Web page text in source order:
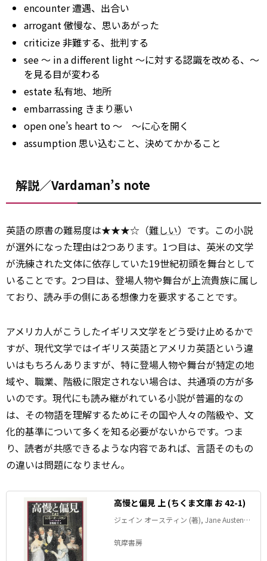
encounter 遭遇、出合い
arrogant 傲慢な、思いあがった
criticize 非難する、批判する
see ～ in a different light ～に対する認識を改める、～
を見る目が変わる
estate 私有地、地所
embarrassing きまり悪い
open one’s heart to ～ ～に心を開く
assumption 思い込むこと、決めてかかること
解説／Vardaman’s note
英語の原書の難易度は★★★☆（難しい）です。この小説
が選外になった理由は2つあります。1つ目は、英米の文学
が洗練された文体に依存していた19世紀初頭を舞台として
いることです。2つ目は、登場人物や舞台が上流貴族に属し
ており、読み手の側にある想像力を要求することです。
アメリカ人がこうしたイギリス文学をどう受け止めるかで
すが、現代文学ではイギリス英語とアメリカ英語という違
いはもちろんありますが、特に登場人物や舞台が特定の地
域や、職業、階級に限定されない場合は、共通項の方が多
いのです。現代にも読み継がれている小説が普遍的なの
は、その物語を理解するためにその国や人々の階級や、文
化的基準について多くを知る必要がないからです。つま
り、読者が共感できるような内容であれば、言語そのもの
の違いは問題になりません。
高慢と偏見 上 (ちくま文庫 お 42-1)
ジェイン オースティン (著), Jane Austen
筑摩書房